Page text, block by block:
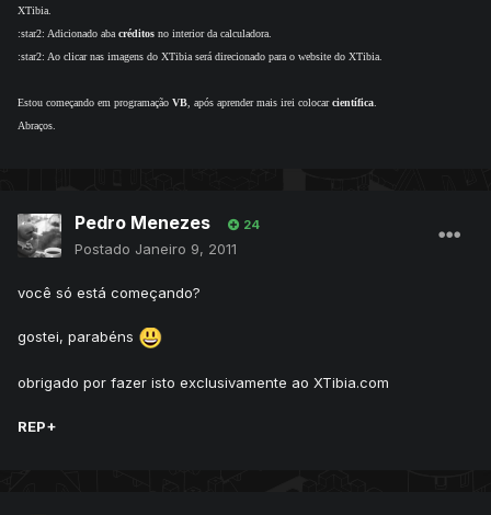
XTibia.
:star2: Adicionado aba créditos no interior da calculadora.
:star2: Ao clicar nas imagens do XTibia será direcionado para o website do XTibia.
Estou começando em programação VB , após aprender mais irei colocarcientífica
Abraços.
Pedro Menezes 24
Postado Janeiro 9, 2011
você só está começando?
gostei, parabéns
obrigado por fazer isto exclusivamente ao XTibia.com
REP+